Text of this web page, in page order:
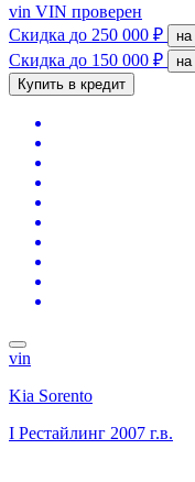
vin VIN проверен
Скидка до 250 000 ₽
Скидка до 150 000 ₽
Купить в кредит
vin
Kia Sorento
I Рестайлинг 2007 г.в.